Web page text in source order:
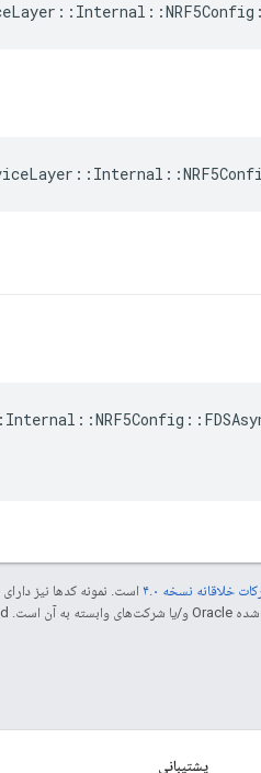
خلاقانه نسخه ۴.۰ است. نمونه کدها نیز
پشتیبانی